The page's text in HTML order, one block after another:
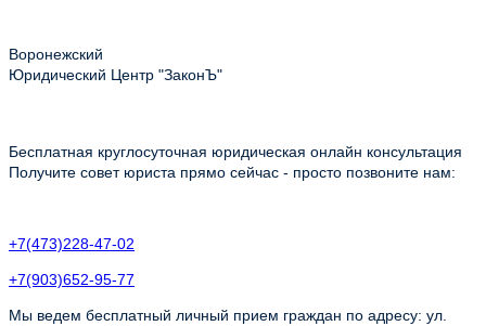
Воронежский
Юридический Центр "ЗаконЪ"
Бесплатная круглосуточная юридическая онлайн консультация
Получите совет юриста прямо сейчас - просто позвоните нам:
+7(473)228-47-02
+7(903)652-95-77
Мы ведем бесплатный личный прием граждан по адресу: ул.